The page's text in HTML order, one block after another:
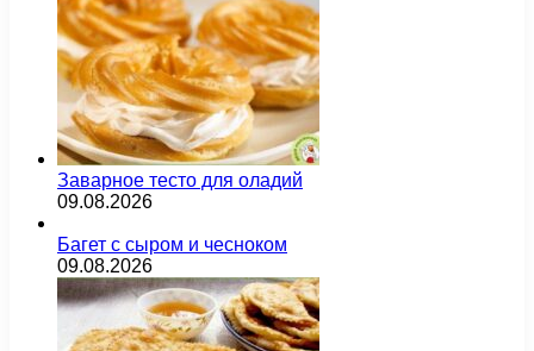
Заварное тесто для оладий
09.08.2026
Багет с сыром и чесноком
09.08.2026